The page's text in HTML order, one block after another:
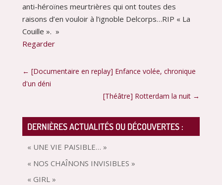
anti-héroïnes meurtrières qui ont toutes des
raisons d’en vouloir à l’ignoble Delcorps…RIP « La
Couille ». »
Regarder
← [Documentaire en replay] Enfance volée, chronique
d'un déni
[Théâtre] Rotterdam la nuit →
DERNIÈRES ACTUALITÉS OU DÉCOUVERTES :
« UNE VIE PAISIBLE… »
« NOS CHAÎNONS INVISIBLES »
« GIRL »